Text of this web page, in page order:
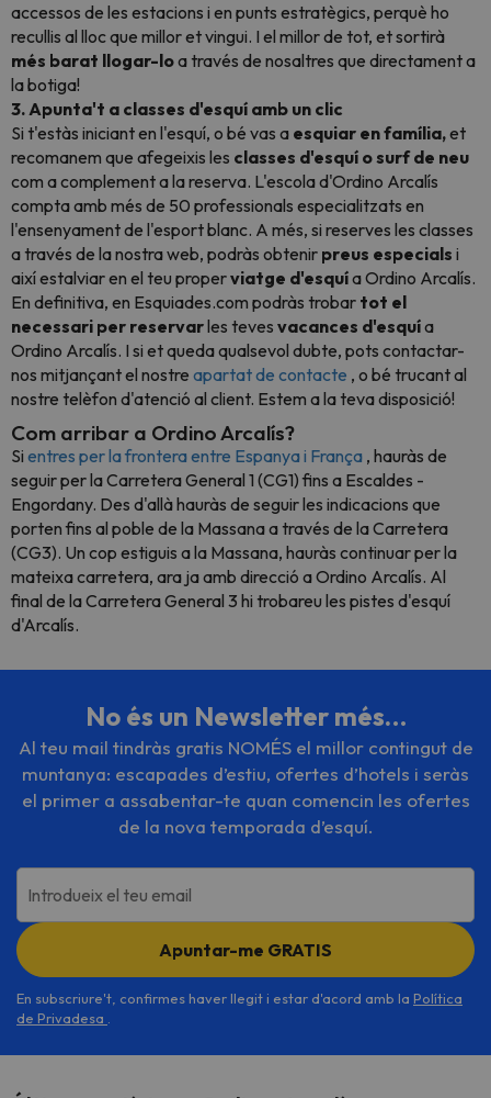
accessos de les estacions i en punts estratègics, perquè ho
recullis al lloc que millor et vingui. I el millor de tot, et sortirà
més barat llogar-loa través de nosaltres que directament a
la botiga!
3. Apunta't a classes d'esquí amb un clic
Si t'estàs iniciant en l'esquí, o bé vas a esquiar en família,et
recomanem que afegeixis les classes d'esquí o surf de neu
com a complement a la reserva. L'escola d'Ordino Arcalís
compta amb més de 50 professionals especialitzats en
l'ensenyament de l'esport blanc. A més, si reserves les classes
a través de la nostra web, podràs obtenir preus especials i
així estalviar en el teu properviatge d'esquía Ordino Arcalís.
En definitiva, en Esquiades.com podràs trobar tot el
necessari per reservarles teves vacances d'esquía
Ordino Arcalís. I si et queda qualsevol dubte, pots contactar-
nos mitjançant el nostre apartat de contacte , o bé trucant al
nostre telèfon d'atenció al client. Estem a la teva disposició!
Com arribar a Ordino Arcalís?
Si entres per la frontera entre Espanya i França , hauràs de
seguir per la Carretera General 1 (CG1) fins a Escaldes -
Engordany. Des d'allà hauràs de seguir les indicacions que
porten fins al poble de la Massana a través de la Carretera
(CG3). Un cop estiguis a la Massana, hauràs continuar per la
mateixa carretera, ara ja amb direcció a Ordino Arcalís. Al
final de la Carretera General 3 hi trobareu les pistes d'esquí
d'Arcalís.
No és un Newsletter més…
Al teu mail tindràs gratis NOMÉS el millor contingut de
muntanya: escapades d’estiu, ofertes d’hotels i seràs
el primer a assabentar-te quan comencin les ofertes
de la nova temporada d’esquí.
Introdueix el teu email
Apuntar-me GRATIS
En subscriure't, confirmes haver llegit i estar d'acord amb la Política
de Privadesa